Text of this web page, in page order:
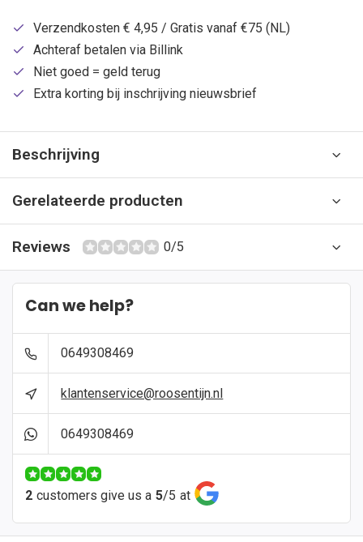
Verzendkosten € 4,95 / Gratis vanaf €75 (NL)
Achteraf betalen via Billink
Niet goed = geld terug
Extra korting bij inschrijving nieuwsbrief
Beschrijving
Gerelateerde producten
Reviews 0/5
Can we help?
0649308469
klantenservice@roosentijn.nl
0649308469
2 customers give us a 5/5 at